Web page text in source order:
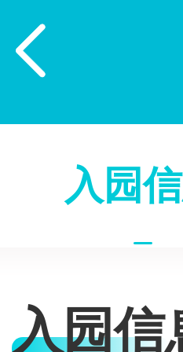

入园
入园信